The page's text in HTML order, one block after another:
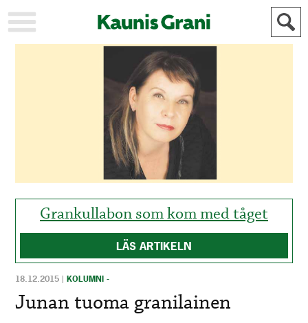
STADEN
AKTUELLT
IDROTT
KULTUR
HISTORIA
ALLMÄN
MAINOSTAJILLE
ANNONSÖRER
Grankullabon som kom med tåget
LÄS ARTIKELN
18.12.2015 |KOLUMNI -
Junan tuoma granilainen